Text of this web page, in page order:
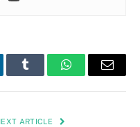
Tumblr WhatsAppEmail
ARTICLE